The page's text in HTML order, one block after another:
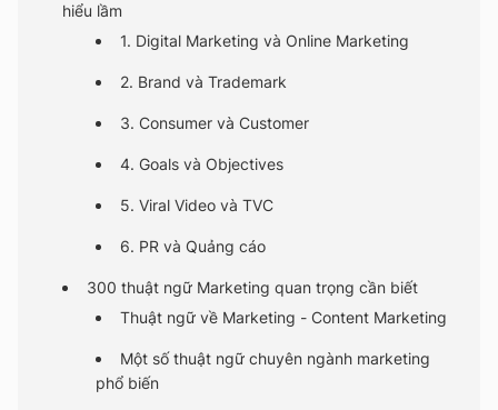
hiểu lầm
1. Digital Marketing và Online Marketing
2. Brand và Trademark
3. Consumer và Customer
4. Goals và Objectives
5. Viral Video và TVC
6. PR và Quảng cáo
300 thuật ngữ Marketing quan trọng cần biết
Thuật ngữ về Marketing - Content Marketing
Một số thuật ngữ chuyên ngành marketing
phổ biến